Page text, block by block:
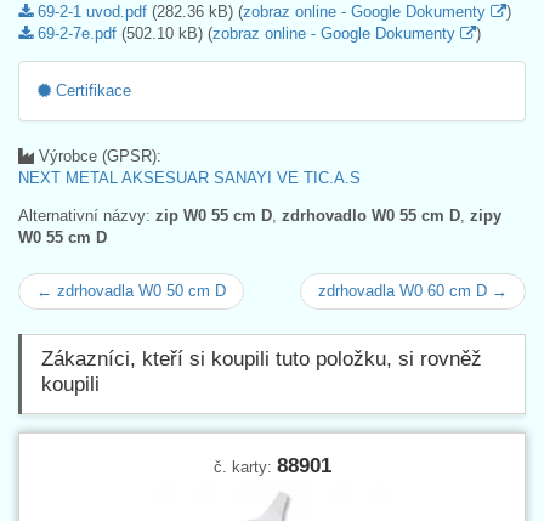
69-2-1 uvod.pdf (282.36 kB) (zobraz online - Google Dokumenty
)
69-2-7e.pdf (502.10 kB) (zobraz online - Google Dokumenty )
Certifikace
Výrobce (GPSR):
NEXT METAL AKSESUAR SANAYI VE TIC.A.S
Alternativní názvy: zip W0 55 cm D zdrhovadlo W0 55 cm D zipy
W0 55 cm D
← zdrhovadla W0 50 cm D zdrhovadla W0 60 cm D →
Zákazníci, kteří si koupili tuto položku, si rovněž
koupili
č. karty: 88901